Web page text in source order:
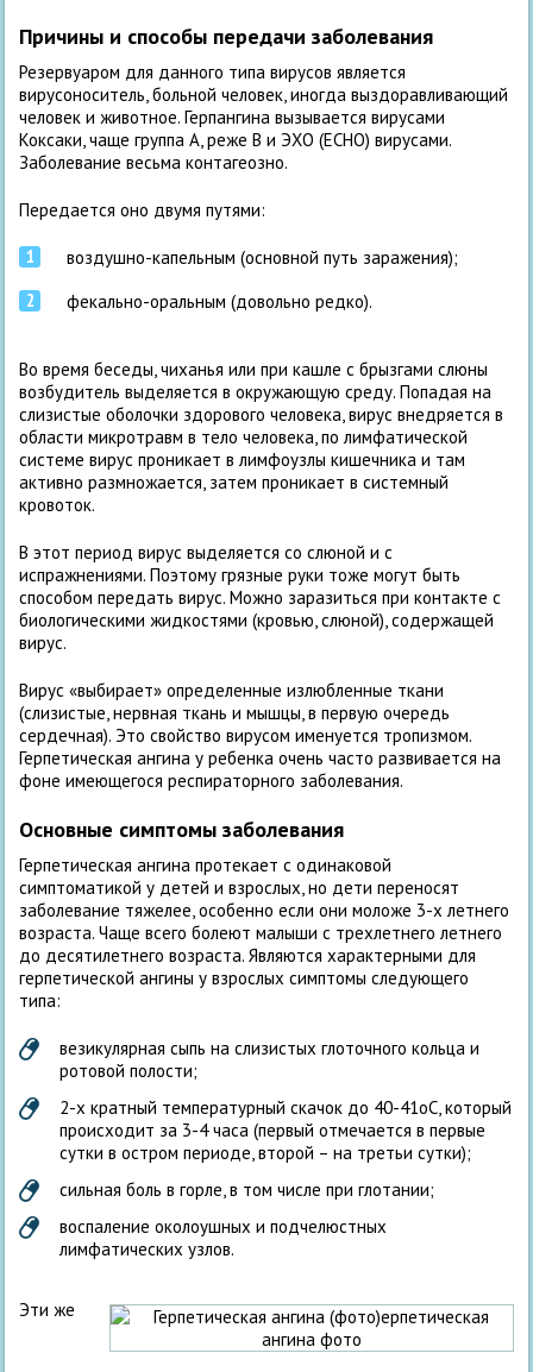
Причины и способы передачи заболевания
Резервуаром для данного типа вирусов является
вирусоноситель, больной человек, иногда выздоравливающий
человек и животное. Герпангина вызывается вирусами
Коксаки, чаще группа А, реже В и ЭХО (ECHO) вирусами.
Заболевание весьма контагеозно.
Передается оно двумя путями:
воздушно-капельным (основной путь заражения);
фекально-оральным (довольно редко).
Во время беседы, чиханья или при кашле с брызгами слюны
возбудитель выделяется в окружающую среду. Попадая на
слизистые оболочки здорового человека, вирус внедряется в
области микротравм в тело человека, по лимфатической
системе вирус проникает в лимфоузлы кишечника и там
активно размножается, затем проникает в системный
кровоток.
В этот период вирус выделяется со слюной и с
испражнениями. Поэтому грязные руки тоже могут быть
способом передать вирус. Можно заразиться при контакте с
биологическими жидкостями (кровью, слюной), содержащей
вирус.
Вирус «выбирает» определенные излюбленные ткани
(слизистые, нервная ткань и мышцы, в первую очередь
сердечная). Это свойство вирусом именуется тропизмом.
Герпетическая ангина у ребенка очень часто развивается на
фоне имеющегося респираторного заболевания.
Основные симптомы заболевания
Герпетическая ангина протекает с одинаковой
симптоматикой у детей и взрослых, но дети переносят
заболевание тяжелее, особенно если они моложе 3-х летнего
возраста. Чаще всего болеют малыши с трехлетнего летнего
до десятилетнего возраста. Являются характерными для
герпетической ангины у взрослых симптомы следующего
типа:
везикулярная сыпь на слизистых глоточного кольца и
ротовой полости;
2-х кратный температурный скачок до 40-41оС, который
происходит за 3-4 часа (первый отмечается в первые
сутки в остром периоде, второй – на третьи сутки);
сильная боль в горле, в том числе при глотании;
воспаление околоушных и подчелюстных
лимфатических узлов.
Эти же